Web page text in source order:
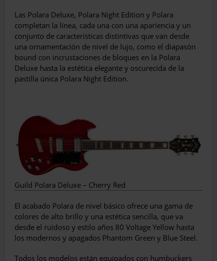
Las Polara Deluxe, Polara Night Edition y Polara
completan la línea, cada una con una apariencia y un
conjunto de características distintivas que van desde
una ornamentación de nivel de lujo, como el diapasón
bound con incrustaciones de bloques en la Polara
Deluxe hasta la estética elegante y oscurecida de la
pastilla única Polara Night Edition.
Guild Polara Deluxe – Cherry Red
El acabado Polara de nivel básico ofrece una gama de
colores de alto brillo y una estética sencilla, que va
desde el ruidoso y estilo años 80 Voltage Yellow hasta
los modernos y apagados Phantom Green y Blue Steel.
Todos los modelos están equipados con humbuckers